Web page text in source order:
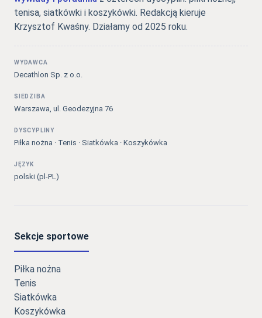
tenisa, siatkówki i koszykówki. Redakcją kieruje
Krzysztof Kwaśny. Działamy od 2025 roku.
WYDAWCA
Decathlon Sp. z o.o.
SIEDZIBA
Warszawa, ul. Geodezyjna 76
DYSCYPLINY
Piłka nożna · Tenis · Siatkówka · Koszykówka
JĘZYK
polski (pl-PL)
Sekcje sportowe
Piłka nożna
Tenis
Siatkówka
Koszykówka